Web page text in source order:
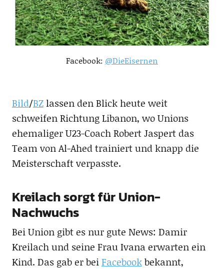
Facebook: @DieEisernen
Bild/BZlassen den Blick heute weit
schweifen Richtung Libanon, wo Unions
ehemaliger U23-Coach Robert Jaspert das
Team von Al-Ahed trainiert und knapp die
Meisterschaft verpasste.
Kreilach sorgt für Union-
Nachwuchs
Bei Union gibt es nur gute News: Damir
Kreilach und seine Frau Ivana erwarten ein
Kind. Das gab er beiFacebookbekannt,